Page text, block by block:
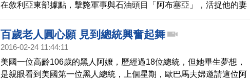
在敘利亞東部據點，擊斃軍事與石油頭目「阿布塞亞」，活捉他的妻
子，並營救遭ISIS挾持的年輕女子。
百歲老人圓心願 見到總統興奮起舞
2016-02-24 11:44:11
美國一位高齡106歲的黑人阿嬤，歷經過18位總統，但她畢生夢想，
是親眼看到美國第一位黑人總統，上個星期，歐巴馬夫婦邀請這位阿